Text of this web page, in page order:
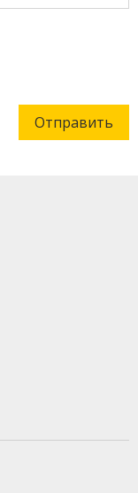
Отправить